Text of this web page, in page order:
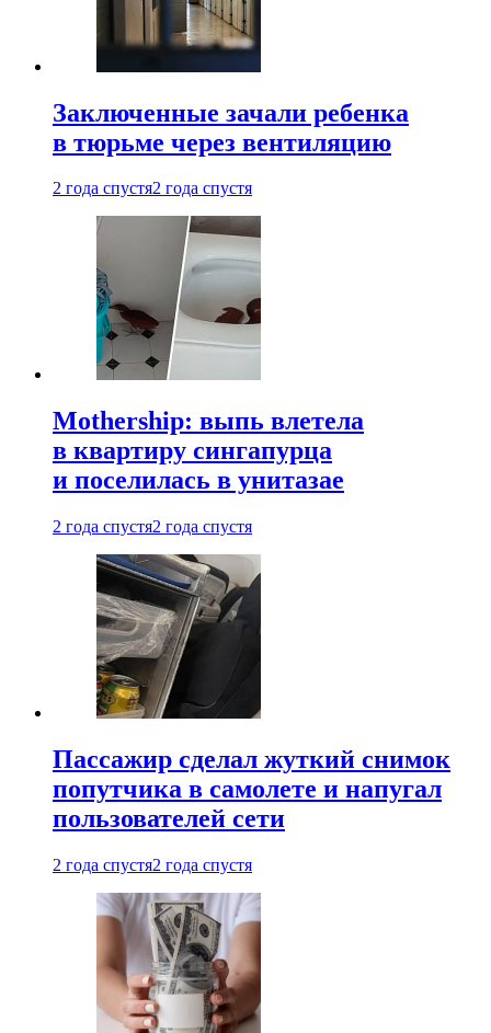
Заключенные зачали ребенка
в тюрьме через вентиляцию
2 года спустя2 года спустя
Mothership: выпь влетела
в квартиру сингапурца
и поселилась в унитазае
2 года спустя2 года спустя
Пассажир сделал жуткий снимок
попутчика в самолете и напугал
пользователей сети
2 года спустя2 года спустя